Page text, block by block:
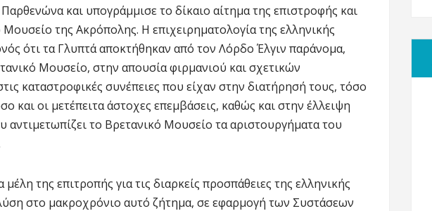
και υπογράμμισε το δίκαιο αίτημα της επιστροφής και
της Ακρόπολης. Η επιχειρηματολογία της ελληνικής
ότι τα Γλυπτά αποκτήθηκαν από τον Λόρδο Έλγιν παράνομα,
Μουσείο, στην απουσία φιρμανιού και σχετικών
καταστροφικές συνέπειες που είχαν στην διατήρησή τους, τόσο
και οι μετέπειτα άστοχες επεμβάσεις, καθώς και στην έλλειψη
το Βρετανικό Μουσείο τα αριστουργήματα του
της επιτροπής για τις διαρκείς προσπάθειες της ελληνικής
στο μακροχρόνιο αυτό ζήτημα, σε εφαρμογή των Συστάσεων